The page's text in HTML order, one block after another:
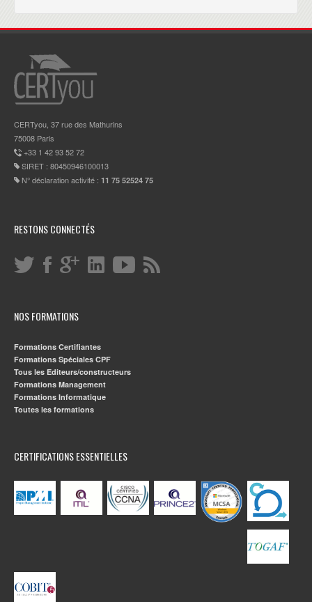
CERTyou, 37 rue des Mathurins
75008 Paris
+33 1 42 93 52 72
SIRET : 80450946100013
N° déclaration activité : 11 75 52524 75
RESTONS CONNECTÉS
NOS FORMATIONS
Formations Certifiantes
Formations Spéciales CPF
Tous les Editeurs/constructeurs
Formations Management
Formations Informatique
Toutes les formations
CERTIFICATIONS ESSENTIELLES